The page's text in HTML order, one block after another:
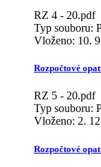
RZ 4 - 20.pdf
Typ souboru:
Vloženo: 10.
Rozpočtové
RZ 5 - 20.pdf
Typ souboru:
Vloženo: 2.
Rozpočtové